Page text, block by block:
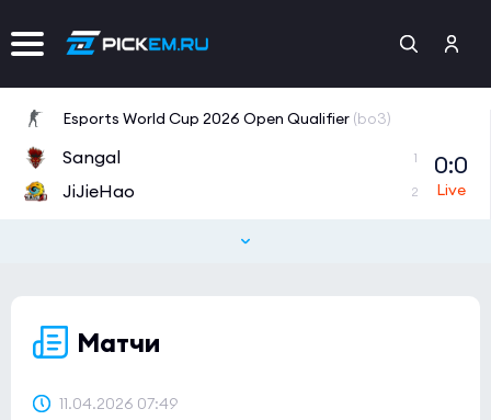
Esports World Cup 2026 Open Qualifier (bo3)
Sangal 1
JiJieHao 2
0:0
CCT 2026 Europe Series 6
Tipsport Open Cup 1
NAVI Junior
Матчи
11.04.2026 07:49